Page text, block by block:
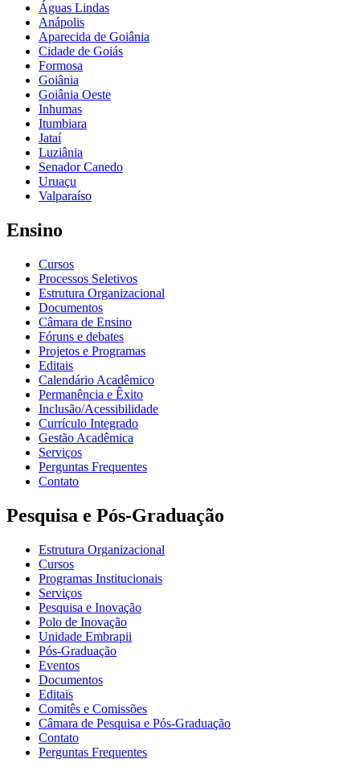
Águas Lindas
Anápolis
Aparecida de Goiânia
Cidade de Goiás
Formosa
Goiânia
Goiânia Oeste
Inhumas
Itumbiara
Jataí
Luziânia
Senador Canedo
Uruaçu
Valparaíso
Ensino
Cursos
Processos Seletivos
Estrutura Organizacional
Documentos
Câmara de Ensino
Fóruns e debates
Projetos e Programas
Editais
Calendário Acadêmico
Permanência e Êxito
Inclusão/Acessibilidade
Currículo Integrado
Gestão Acadêmica
Serviços
Perguntas Frequentes
Contato
Pesquisa e Pós-Graduação
Estrutura Organizacional
Cursos
Programas Institucionais
Serviços
Pesquisa e Inovação
Polo de Inovação
Unidade Embrapii
Pós-Graduação
Eventos
Documentos
Editais
Comitês e Comissões
Câmara de Pesquisa e Pós-Graduação
Contato
Perguntas Frequentes